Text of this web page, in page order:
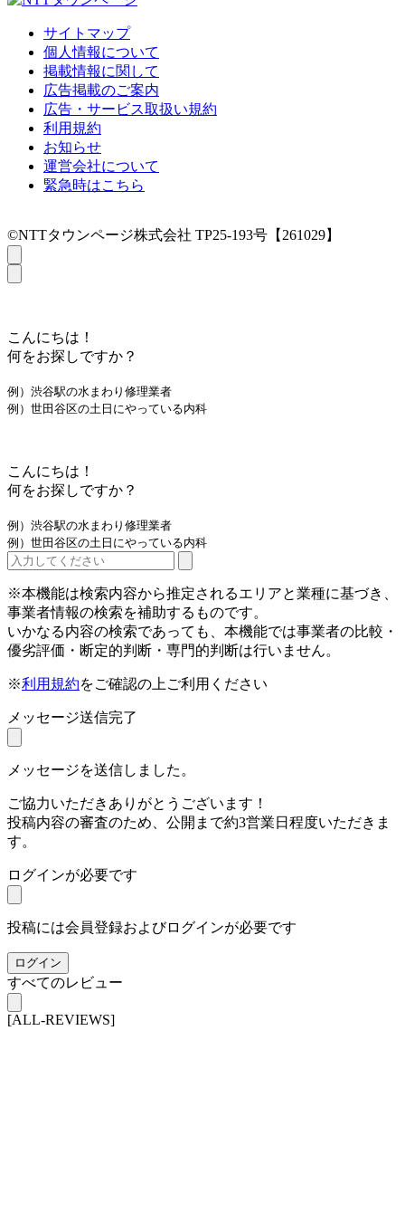
サイトマップ
個人情報について
掲載情報に関して
広告掲載のご案内
広告・サービス取扱い規約
利用規約
お知らせ
運営会社について
緊急時はこちら
©NTTタウンページ株式会社 TP25-193号【261029】
こんにちは！
何をお探しですか？
例）渋谷駅の水まわり修理業者
例）世田谷区の土日にやっている内科
こんにちは！
何をお探しですか？
例）渋谷駅の水まわり修理業者
例）世田谷区の土日にやっている内科
※本機能は検索内容から推定されるエリアと業種に基づき、
事業者情報の検索を補助するものです。
いかなる内容の検索であっても、本機能では事業者の比較・
優劣評価・断定的判断・専門的判断は行いません。
※利用規約をご確認の上ご利用ください
メッセージ送信完了
メッセージを送信しました。
ご協力いただきありがとうございます！
投稿内容の審査のため、公開まで約3営業日程度いただきま
す。
ログインが必要です
投稿には会員登録およびログインが必要です
ログイン
すべてのレビュー
[ALL-REVIEWS]